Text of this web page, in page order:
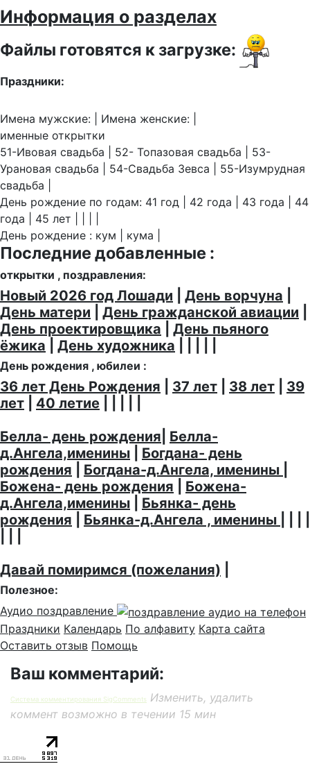
Информация о разделах
Файлы готовятся к загрузке:
Праздники:
Имена мужские: | Имена женские: |
именные открытки
51-Ивовая свадьба | 52- Топазовая свадьба | 53-
Урановая свадьба | 54-Свадьба Зевса | 55-Изумрудная
свадьба |
День рождение по годам: 41 год | 42 года | 43 года | 44
года | 45 лет | | | |
День рождение : кум | кума |
Последние добавленные :
открытки , поздравления:
Новый 2026 год Лошади День ворчуна
День матери
День гражданской авиации
День проектировщика
День пьяного
ёжика
День художника
День рождения , юбилеи :
36 лет День Рождения 37 лет 38 лет
39
лет
40 летие
Белла- день рождения Белла-
д.Ангела,именины
Богдана- день
рождения
Богдана-д.Ангела, именины
Божена- день рождения
Божена-
д.Ангела,именины
Бьянка- день
рождения
Бьянка-д.Ангела , именины
Давай помиримся (пожелания)
Полезное:
Аудио поздравление
Праздники Календарь По алфавиту Карта сайта
Оставить отзыв Помощь
Ваш комментарий:
Система комментирования SigComments
Изменить, удалить
коммент возможно в течении 15 мин